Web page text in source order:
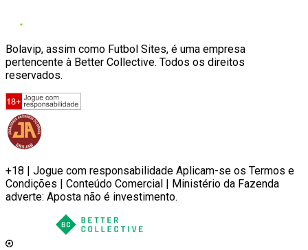
Bolavip, assim como Futbol Sites, é uma empresa
pertencente à Better Collective. Todos os direitos
reservados.
+18 | Jogue com responsabilidade Aplicam-se os Termos e
Condições | Conteúdo Comercial | Ministério da Fazenda
adverte: Aposta não é investimento.